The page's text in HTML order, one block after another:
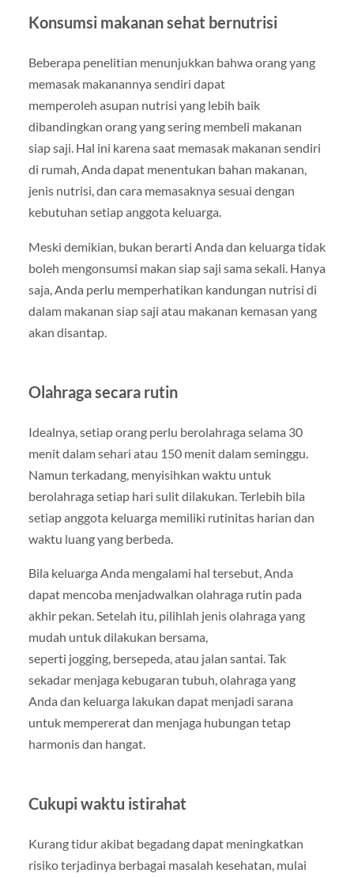
Konsumsi makanan sehat bernutrisi
Beberapa penelitian menunjukkan bahwa orang yang
memasak makanannya sendiri dapat
memperoleh asupan nutrisi yang lebih baik
dibandingkan orang yang sering membeli makanan
siap saji. Hal ini karena saat memasak makanan sendiri
di rumah, Anda dapat menentukan bahan makanan,
jenis nutrisi, dan cara memasaknya sesuai dengan
kebutuhan setiap anggota keluarga.
Meski demikian, bukan berarti Anda dan keluarga tidak
boleh mengonsumsi makan siap saji sama sekali. Hanya
saja, Anda perlu memperhatikan kandungan nutrisi di
dalam makanan siap saji atau makanan kemasan yang
akan disantap.
Olahraga secara rutin
Idealnya, setiap orang perlu berolahraga selama 30
menit dalam sehari atau 150 menit dalam seminggu.
Namun terkadang, menyisihkan waktu untuk
berolahraga setiap hari sulit dilakukan. Terlebih bila
setiap anggota keluarga memiliki rutinitas harian dan
waktu luang yang berbeda.
Bila keluarga Anda mengalami hal tersebut, Anda
dapat mencoba menjadwalkan olahraga rutin pada
akhir pekan. Setelah itu, pilihlah jenis olahraga yang
mudah untuk dilakukan bersama,
seperti jogging, bersepeda, atau jalan santai. Tak
sekadar menjaga kebugaran tubuh, olahraga yang
Anda dan keluarga lakukan dapat menjadi sarana
untuk mempererat dan menjaga hubungan tetap
harmonis dan hangat.
Cukupi waktu istirahat
Kurang tidur akibat begadang dapat meningkatkan
risiko terjadinya berbagai masalah kesehatan, mulai